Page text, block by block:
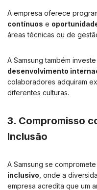
A empresa oferece
contínuos e
áreas técnicas ou de
A Samsung também
desenvolvimento
colaboradores adquiram
diferentes culturas.
3. Compromisso
Inclusão
A Samsung se
inclusivo , onde a
empresa acredita que um